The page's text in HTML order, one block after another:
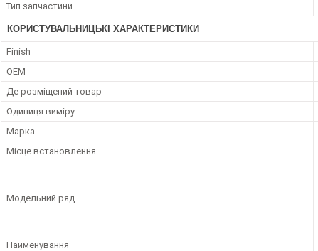
Тип запчастини
КОРИСТУВАЛЬНИЦЬКІ ХАРАКТЕРИСТИКИ
Finish
OEM
Де розміщений товар
Одиниця виміру
Марка
Місце встановлення
Модельний ряд
Найменування